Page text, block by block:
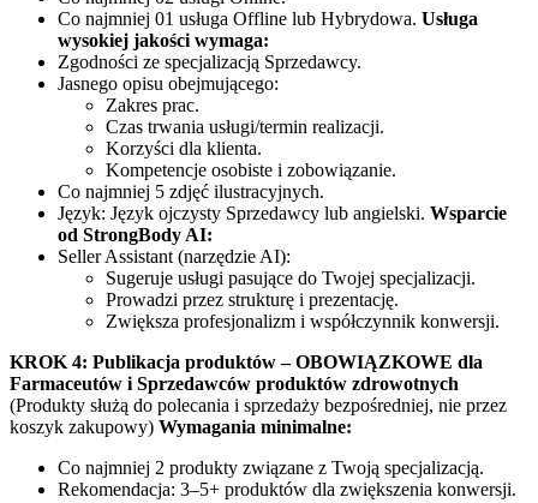
Co najmniej 01 usługa Offline lub Hybrydowa. Usługa
wysokiej jakości wymaga:
Zgodności ze specjalizacją Sprzedawcy.
Jasnego opisu obejmującego:
Zakres prac.
Czas trwania usługi/termin realizacji.
Korzyści dla klienta.
Kompetencje osobiste i zobowiązanie.
Co najmniej 5 zdjęć ilustracyjnych.
Język: Język ojczysty Sprzedawcy lub angielski. Wsparcie
od StrongBody AI:
Seller Assistant (narzędzie AI):
Sugeruje usługi pasujące do Twojej specjalizacji.
Prowadzi przez strukturę i prezentację.
Zwiększa profesjonalizm i współczynnik konwersji.
KROK 4: Publikacja produktów – OBOWIĄZKOWE dla
Farmaceutów i Sprzedawców produktów zdrowotnych
(Produkty służą do polecania i sprzedaży bezpośredniej, nie przez
koszyk zakupowy) Wymagania minimalne:
Co najmniej 2 produkty związane z Twoją specjalizacją.
Rekomendacja: 3–5+ produktów dla zwiększenia konwersji.